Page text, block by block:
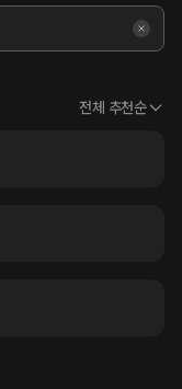
전체 추천순